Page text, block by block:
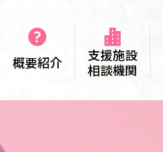
概要紹介
支援施設
相談機関